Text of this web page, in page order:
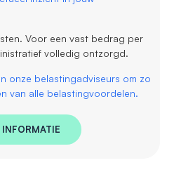
Voor een vast bedrag per
volledig ontzorgd.
onze belastingadviseurs om zo
van alle belastingvoordelen.
INFORMATIE